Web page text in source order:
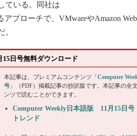
ている。同社は
プローチで、VMwareやAmazon
。
日号無料ダウンロード
本記事は、プレミアムコンテンツ「 Computer
号 」（PDF）掲載記事の抄訳版です。本記事の全
ンツで読むことができます。
Computer Weekly日本語版 11月15日号
トレンド